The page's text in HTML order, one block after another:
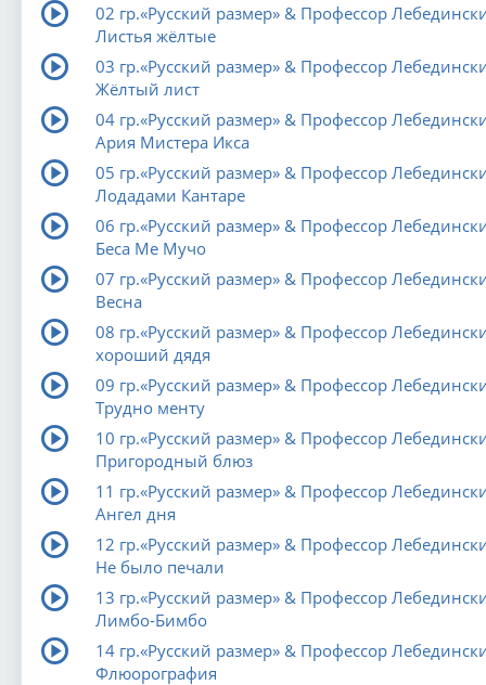
02 гр.«Русский размер» & Профессор
Листья жёлтые
03 гр.«Русский размер» & Профессор
Жёлтый лист
04 гр.«Русский размер» & Профессор
Ария Мистера Икса
05 гр.«Русский размер» & Профессор
Лодадами Кантаре
06 гр.«Русский размер» & Профессор
Беса Ме Мучо
07 гр.«Русский размер» & Профессор
Весна
08 гр.«Русский размер» & Профессор
хороший дядя
09 гр.«Русский размер» & Профессор
Трудно менту
10 гр.«Русский размер» & Профессор
Пригородный блюз
11 гр.«Русский размер» & Профессор
Ангел дня
12 гр.«Русский размер» & Профессор
Не было печали
13 гр.«Русский размер» & Профессор
Лимбо-Бимбо
14 гр.«Русский размер» & Профессор
Флюорография